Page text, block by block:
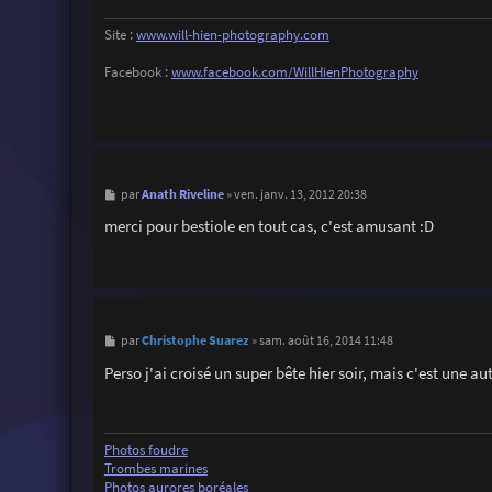
Site :www.will-hien-photography.com
Facebook :www.facebook.com/WillHienPhotography
M
s
s
parAnath Riveline»ven. janv. 13, 2012 20:38
merci pour bestiole en tout cas, c'est amusant :D
M
s
s
parChristophe Suarez»sam. août 16, 2014 11:48
Perso j'ai croisé un super bête hier soir, mais c'est une
Photos foudre
Trombes marines
Photos aurores boréales